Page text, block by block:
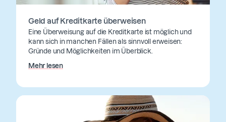
Geld auf Kreditkarte überweisen
Eine Überweisung auf die Kreditkarte ist möglich und
kann sich in manchen Fällen als sinnvoll erweisen:
Gründe und Möglichkeiten im Überblick.
Mehr lesen